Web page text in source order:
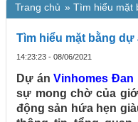
Trang chủ » Tìm hiểu mặt
Tìm hiểu mặt bằng
14:23:23 - 08/06/2021
Dự ánVinhomes Đan
sự mong chờ của
động sản hứa hẹn